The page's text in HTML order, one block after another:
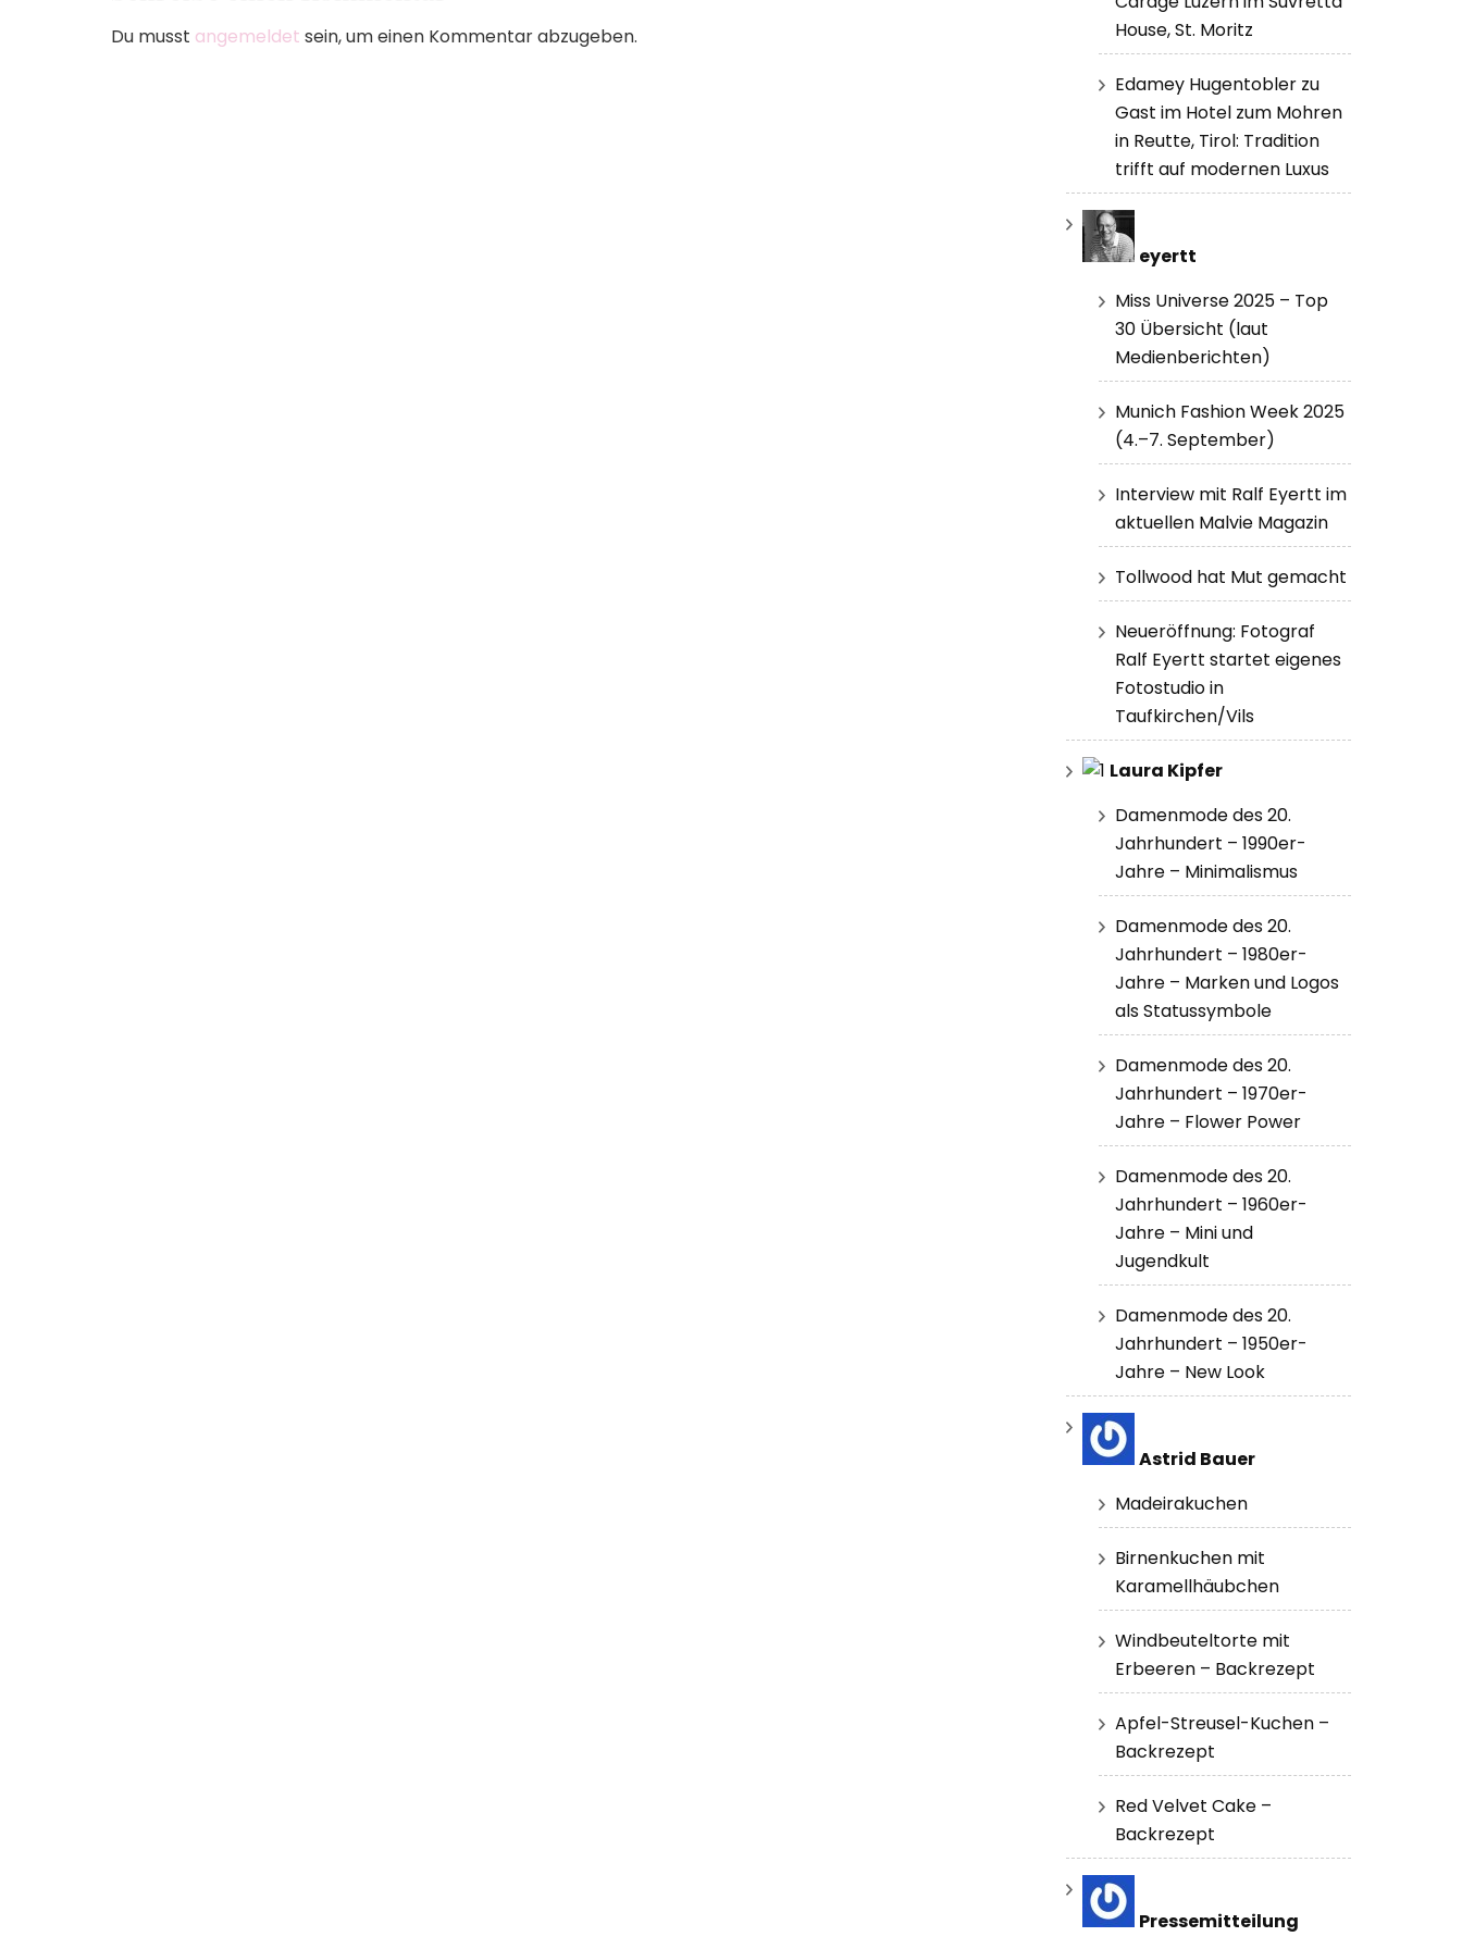
Du musst angemeldet sein, um einen Kommentar abzugeben.
House, St. Moritz
Edamey Hugentobler zu
Gast im Hotel zum Mohren
in Reutte, Tirol: Tradition
trifft auf modernen Luxus
eyertt
Miss Universe 2025 – Top
30 Übersicht (laut
Medienberichten)
Munich Fashion Week 2025
(4.–7. September)
Interview mit Ralf Eyertt im
aktuellen Malvie Magazin
Tollwood hat Mut gemacht
Neueröffnung: Fotograf
Ralf Eyertt startet eigenes
Fotostudio in
Taufkirchen/Vils
Laura Kipfer
Damenmode des 20.
Jahrhundert – 1990er-
Jahre – Minimalismus
Damenmode des 20.
Jahrhundert – 1980er-
Jahre – Marken und Logos
als Statussymbole
Damenmode des 20.
Jahrhundert – 1970er-
Jahre – Flower Power
Damenmode des 20.
Jahrhundert – 1960er-
Jahre – Mini und
Jugendkult
Damenmode des 20.
Jahrhundert – 1950er-
Jahre – New Look
Astrid Bauer
Madeirakuchen
Birnenkuchen mit
Karamellhäubchen
Windbeuteltorte mit
Erbeeren – Backrezept
Apfel-Streusel-Kuchen –
Backrezept
Red Velvet Cake –
Backrezept
Pressemitteilung